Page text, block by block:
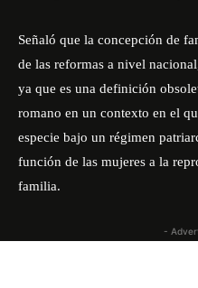
Señaló que la concepción de
de las reformas a nivel
ya que es una definición
romano en un contexto en el
especie bajo un régimen
función de las mujeres a la
familia.
-